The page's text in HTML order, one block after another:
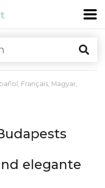
, Français, Magyar,
elegante